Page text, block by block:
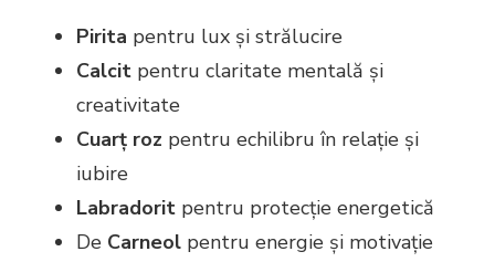
Pirita pentru lux și strălucire
Calcit pentru claritate mentală și
creativitate
Cuarț roz pentru echilibru în relație și
iubire
Labradorit pentru protecție energetică
De Carneol pentru energie și motivație